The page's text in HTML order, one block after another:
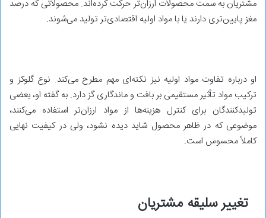
مشتریان به سمت محصولات ارزان‌تر حرکت کرده‌اند. محصولاتی که درصد
مغز پایین‌تری دارند یا با مواد اولیه اقتصادی‌تر تولید می‌شوند.
او درباره تفاوت مواد اولیه نیز نکته‌ای مهم مطرح می‌کند. نوع گلوکز و
ترکیب مواد تأثیر مستقیمی بر بافت و ماندگاری گز دارد. به گفته او، بعضی
تولیدکنندگان برای کنترل هزینه‌ها از مواد ارزان‌تر استفاده می‌کنند،
موضوعی که در ظاهر محصول شاید دیده نشود، ولی در کیفیت نهایی
کاملاً محسوس است.
تغییر سلیقه مشتریان